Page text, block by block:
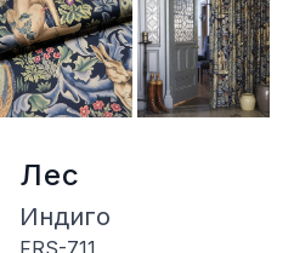
Лес
Индиго
FRS-711